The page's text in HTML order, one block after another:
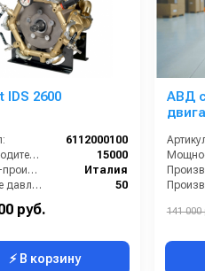
Comet IDS 2600
6112000100
Производительность (л/ч):
15000
Страна-производитель:
Италия
Рабочее давление (бар):
50
руб.
⚡ В корзину
АВД
141 000